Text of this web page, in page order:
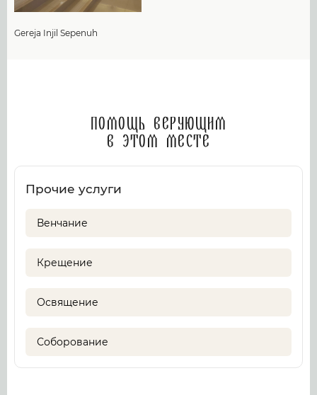
Gereja Injil Sepenuh
Помощь верующим
в этом месте
Прочие услуги
Венчание
Крещение
Освящение
Соборование